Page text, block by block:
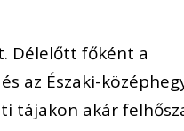
Délelőtt főként a
az Északi-
tájakon akár